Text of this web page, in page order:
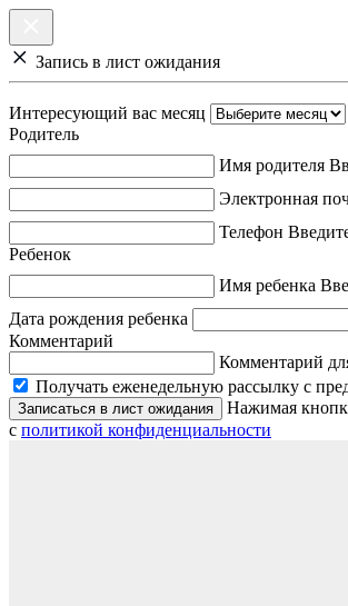
Запись в лист ожидания
Интересующий вас месяц
Родитель
Имя родителя
Электронная
Телефон
Ребенок
Имя ребенка
Дата рождения ребенка
Комментарий
Комментарий
Получать еженедельную рассылку с
Записаться в лист ожидания
Нажимая
с политикой конфиденциальности